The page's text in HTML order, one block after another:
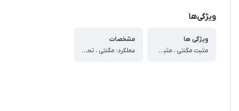
ویژگی‌ها
ویژگی ها
مثبت مگنتی ، مثبت تحمل وزن 110 کیلوگرم ، مثبت دارای نمایشگر LCD ، مثبت امکان نمایش سرعت، کالری، مسافت، کیلومتر شمار، ضربان قلب و زمان ، مثبت رکاب‌های بنددار و آج‌دار ، مثبت فلایویل 4 کیلویی ، مثبت حسگر ضربان قلب
مشخصات
عملکرد: مگنتی ، تحمل وزن: 110 کیلوگرم ، دارای نمایشگر LCD ، امکان مشاهده پارامتر‌های تمرین بر روی نمایشگر ، مجهز به رکاب بنددار و آج دار ، فلایویل: 4 کیلویی ، حسگر ضربان قلب ، ابعاد دستگاه: 84×55×126 سانتیمتر ، وزن دستگاه: 21.5 کیلوگرم ، سیستم انتقال حرکت: تسمه‌ای ، نوع دوچرخه: ایستاده ، قابلیت تنظیم زین به صورت عمودی ، امکان تنظیم دسته‌ها ، تنظیم مقدار مقاومت تا 8 درجه ، ساخت چین ، 12 ماه گارانتی و 5 سال خدمات پس از فروش ، ارسال رایگان برای تهران